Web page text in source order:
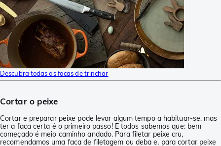
Descubra todas as facas de trinchar
Cortar o peixe
Cortar e preparar peixe pode levar algum tempo a habituar-se, mas
ter a faca certa é o primeiro passo! E todos sabemos que: bem
começado é meio caminho andado. Para filetar peixe cru,
recomendamos uma faca de filetagem ou deba e, para cortar peixe